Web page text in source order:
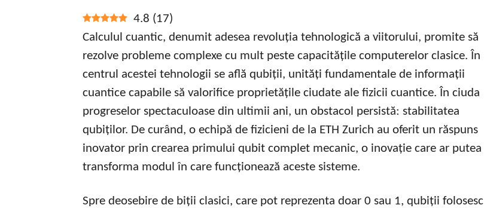
4.8 (17)
Calculul cuantic, denumit adesea revoluția tehnologică a viitorului, promite să
rezolve probleme complexe cu mult peste capacitățile computerelor clasice. În
centrul acestei tehnologii se află qubiții, unități fundamentale de informații
cuantice capabile să valorifice proprietățile ciudate ale fizicii cuantice. În ciuda
progreselor spectaculoase din ultimii ani, un obstacol persistă: stabilitatea
qubiților. De curând, o echipă de fizicieni de la ETH Zurich au oferit un răspuns
inovator prin crearea primului qubit complet mecanic, o inovație care ar putea
transforma modul în care funcționează aceste sisteme.
Spre deosebire de biții clasici, care pot reprezenta doar 0 sau 1, qubiții folosesc